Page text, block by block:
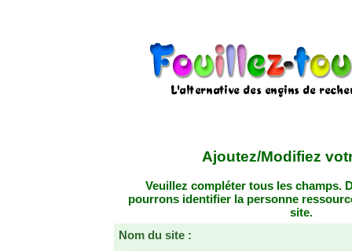
Ajoutez/Modifiez
Veuillez compléter tous les champs.
pourrons identifier la personne
site.
Nom du site :